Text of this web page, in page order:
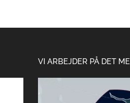
VI ARBEJDER PÅ DET